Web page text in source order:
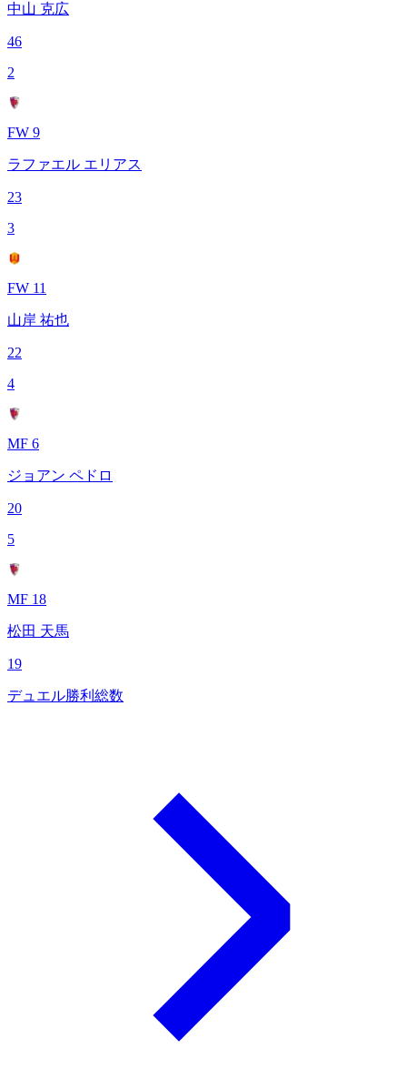
中山 克広
46
2
FW 9
ラファエル エリアス
23
3
FW 11
山岸 祐也
22
4
MF 6
ジョアン ペドロ
20
5
MF 18
松田 天馬
19
デュエル勝利総数